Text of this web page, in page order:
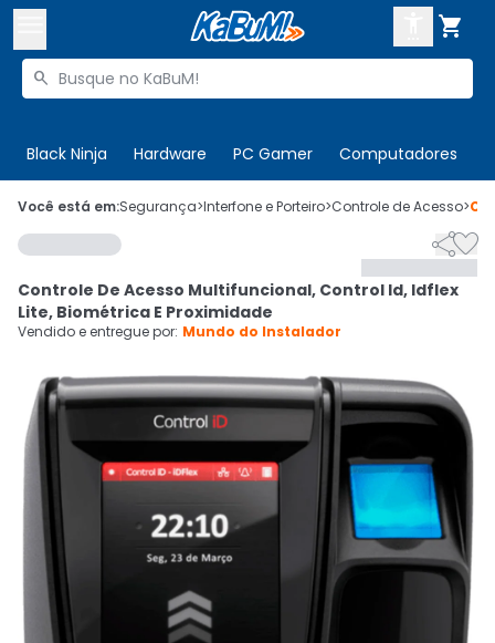

Buscar produtos

Black Ninja Hardware PC Gamer Computadores
 Olá. Acesse sua conta
 Departamentos
Cupons
Ativar tradutor em libras
CADASTRE-SE
Você está em:Segurança>Interfone e Porteiro>Controle de Acesso>

Controle De Acesso Multifuncional, Control Id, Idflex
Lite, Biométrica E Proximidade
Vendido e entregue por: Mundo do Instalador